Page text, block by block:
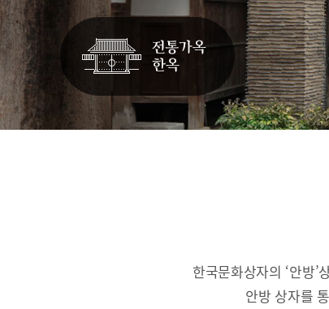
한국문화상자의 ‘안방
안방 상자를